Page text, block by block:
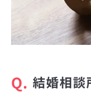
Q. 結婚相談